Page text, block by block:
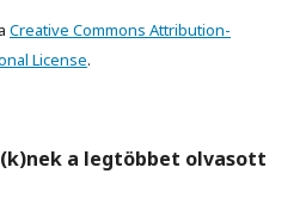
Creative Commons Attribution-
License.
a legtöbbet olvasott